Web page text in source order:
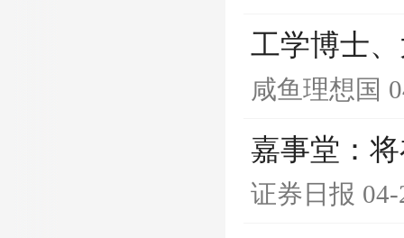
工学博士
咸鱼理想国
嘉事堂：
证券日报